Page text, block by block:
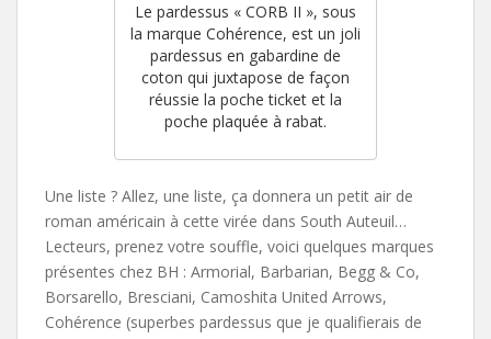
Le pardessus « CORB II », sous
la marque Cohérence, est un joli
pardessus en gabardine de
coton qui juxtapose de façon
réussie la poche ticket et la
poche plaquée à rabat.
Une liste ? Allez, une liste, ça donnera un petit air de
roman américain à cette virée dans South Auteuil…
Lecteurs, prenez votre souffle, voici quelques marques
présentes chez BH : Armorial, Barbarian, Begg & Co,
Borsarello, Bresciani, Camoshita United Arrows,
Cohérence (superbes pardessus que je qualifierais de